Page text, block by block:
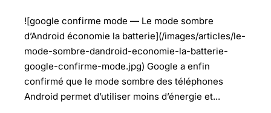
![google confirme mode — Le mode sombre
d’Android économie la batterie](/images/articles/le-
mode-sombre-dandroid-economie-la-batterie-
google-confirme-mode.jpg) Google a enfin
confirmé que le mode sombre des téléphones
Android permet d’utiliser moins d’énergie et...